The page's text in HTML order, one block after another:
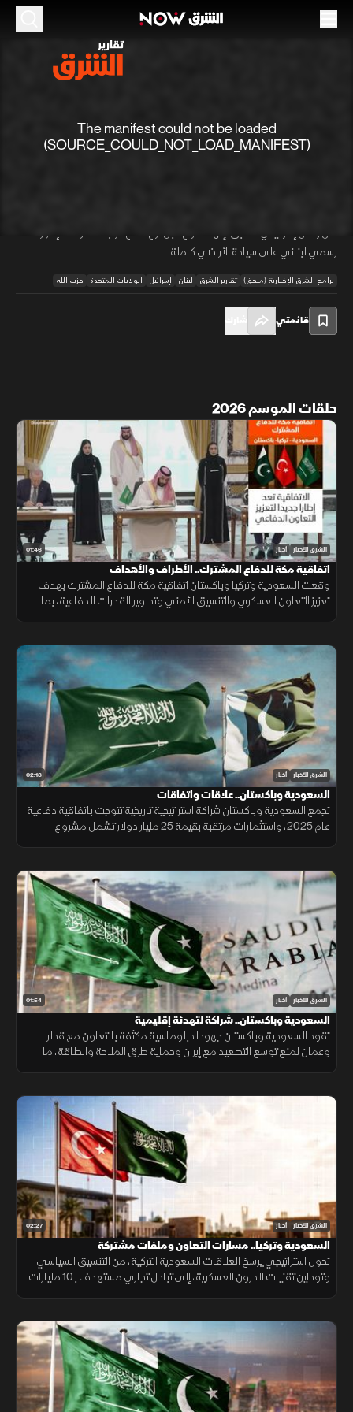
(SOURCE_COULD_NOT_LOAD_MANIFEST)
المفاوضات مع إسرائيل.. المطالب اللبنانية
02:00 أخبار
تقارير الشرق
ظل رفض إسرائيلي مسبق لإنهاء النزاع قبل نزع سلاح حزب الله، وسط إصرار
رسمي لبناني على سيادة الأراضي كاملة.
برامج الشرق الإخبارية (ملحق) تقارير الشرق لبنان إسرائيل الولايات المتحدة حزب الله
قائمتي
حلقات الموسم 2026
01:46 الشرق للأخبار أخبار
اتفاقية مكة للدفاع المشترك.. الأطراف والأهداف
وقعت السعودية وتركيا وباكستان اتفاقية مكة للدفاع المشترك بهدف
تعزيز التعاون العسكري والتنسيق الأمني وتطوير القدرات الدفاعية، بما
02:18 الشرق للأخبار أخبار
السعودية وباكستان.. علاقات واتفاقات
تجمع السعودية وباكستان شراكة استراتيجية تاريخية تتوجت باتفاقية دفاعية
عام 2025، واستثمارات مرتقبة بقيمة 25 مليار دولار تشمل مشروع
01:54 الشرق للأخبار أخبار
السعودية وباكستان.. شراكة لتهدئة إقليمية
تقود السعودية وباكستان جهودا دبلوماسية مكثفة بالتعاون مع قطر
وعمان لمنع توسع التصعيد مع إيران وحماية طرق الملاحة والطاقة، ما
02:27 الشرق للأخبار أخبار
السعودية وتركيا.. مسارات التعاون وملفات مشتركة
تحول استراتيجي يرسخ العلاقات السعودية التركية، من التنسيق السياسي
وتوطين تقنيات الدرون العسكرية، إلى تبادل تجاري مستهدف بـ10 مليارات